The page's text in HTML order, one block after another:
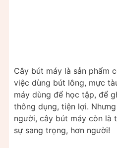
Cây bút máy là sản phẩm
việc dùng bút lông, mực
máy dùng để học tập, để
thông dụng, tiện lợi.
người, cây bút máy còn là
sự sang trọng, hơn người!